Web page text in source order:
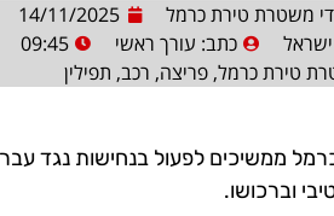
משטרת טירת כרמל 14/11/2025
כתב: עורך ראשי 09:45
טירת כרמל, פריצה, רכב, תפילין
ממשיכים לפעול בנחישות נגד
וברכושו.